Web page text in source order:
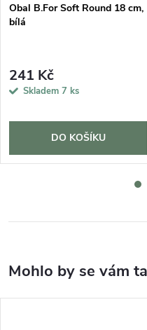
Obal B.For Soft Round 18 cm,
bílá
241 Kč
Skladem 7 ks
DO KOŠÍKU